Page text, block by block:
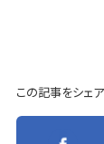
この記事をシェ